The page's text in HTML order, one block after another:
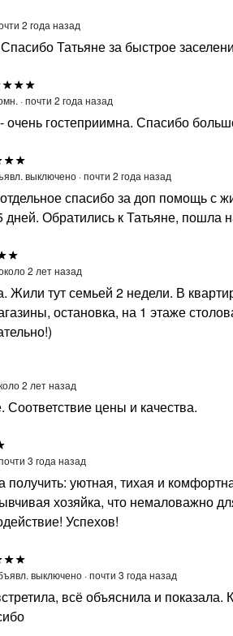
2 года назад
Татьяне за быстрое
·почти 2 года назад
очень гостеприимна. Спасибо
выключено ·почти 2 года назад
спасибо за доп помощь с
Обратились к Татьяне, пошла
2 лет назад
Жили тут семьей 2 недели. В
остановка, на 1 этаже
2 лет назад
цены и качества.
3 года назад
получить: уютная, тихая и
хозяйка, что немаловажно
Успехов!
выключено ·почти 3 года назад
всё объяснила и